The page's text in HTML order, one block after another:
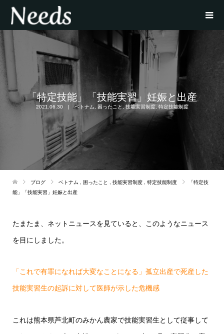
「特定技能」「技能実習」妊娠と出産
2021.06.30 ベトナム 困ったこと ,技能実習制度, 特定技能制度
ブログ ベトナム 困ったこと 技能実習制度 特定技能制度
「特定技
能」「技能実習」妊娠と出産
たまたま、ネットニュースを見ていると、このようなニュース
を目にしました。
「これで有罪になれば大変なことになる」孤立出産で死産した
技能実習生の起訴に対して医師が示した危機感
これは熊本県芦北町のみかん農家で技能実習生として従事して